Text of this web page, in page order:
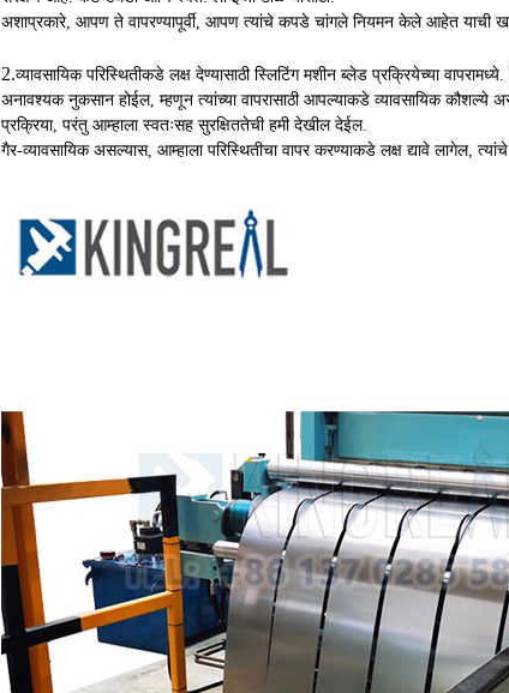
अशाप्रकारे, आपण ते वापरण्यापूर्वी, आपण त्यांचे कपडे चांगले नियमन केले आहेत याची
2.व्यावसायिक परिस्थितीकडे लक्ष देण्यासाठी स्लिटिंग मशीन ब्लेड प्रक्रियेच्या
अनावश्यक नुकसान होईल, म्हणून त्यांच्या वापरासाठी आपल्याकडे व्यावसायिक
प्रक्रिया, परंतु आम्हाला स्वतःसह सुरक्षिततेची हमी देखील देईल.
गैर-व्यावसायिक असल्यास, आम्हाला परिस्थितीचा वापर करण्याकडे लक्ष द्यावे लागेल,